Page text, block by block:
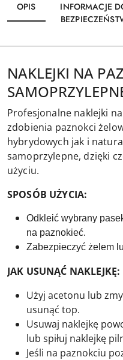
OPIS
INFORMACJE
NAKLEJKI NA
Profesjonalne naklejki
zdobienia paznokci
hybrydowych jak i
samoprzylepne, dzięki
użyciu.
SPOSÓB UŻYCIA:
Odkleić wybrany
na paznokieć.
Zabezpieczyć żelem
JAK USUNĄĆ NAKLEJKĘ:
Użyj acetonu lub
usunąć top.
Usuwaj naklejkę
lub spiłuj naklejkę
Jeśli na paznokciu